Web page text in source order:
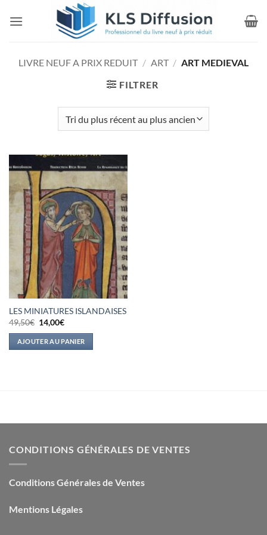
LIVRE NEUF A PRIX REDUIT / ART / ART MEDIEVAL
FILTRER
LES MINIATURES ISLANDAISES
49,50€ Le
prix
initial
était :
49,50€.
14,00€Le
actuel
est :
14,00€.
AJOUTER AU PANIER
CONDITIONS GÉNÉRALES DE VENTES
Conditions Générales de Ventes
Mentions Légales